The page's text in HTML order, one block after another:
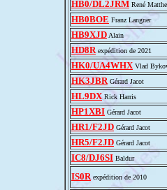
HB0/DL2JRM René
HB0BOE Franz Langner
HB9XJD Alain
HD8R expédition de 2021
HK0/UA4WHX Vlad
HK3JBR Gérard Jacot
HL9DX Rick Harris
HP1XBI Gérard Jacot
HR1/F2JD Gérard Jacot
HR5/F2JD Gérard Jacot
IC8/DJ6SI Baldur
IS0R expédition de 2010